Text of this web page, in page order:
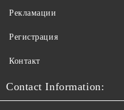
Рекламации
Регистрация
Контакт
Contact Information: